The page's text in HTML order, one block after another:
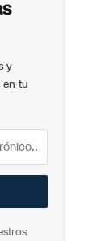
y
en tu